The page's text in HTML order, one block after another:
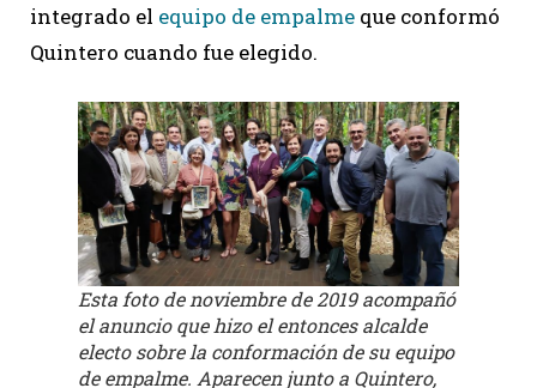
integrado el equipo de empalme que conformó
Quintero cuando fue elegido.
Esta foto de noviembre de 2019 acompañó
el anuncio que hizo el entonces alcalde
electo sobre la conformación de su equipo
de empalme. Aparecen junto a Quintero,